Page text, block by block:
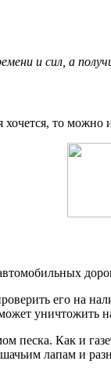
и сил, а
то
его на
уничтожить
песка. Как и
лапам и